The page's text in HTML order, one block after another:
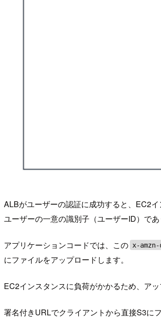
ALBがユーザーの認証に成功すると、EC2
ユーザーの一意の識別子（ユーザーID）で
アプリケーションコードでは、この x-
にファイルをアップロードします。
EC2インスタンスに負荷がかかるため、ア
署名付きURLでクライアントから直接S3に